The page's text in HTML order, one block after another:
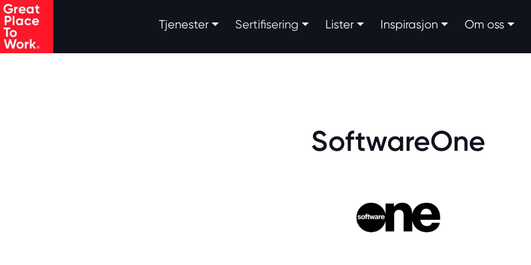
.
Skip to main content
Tjenester Sertifisering Lister Inspirasjon Om oss
SoftwareOne